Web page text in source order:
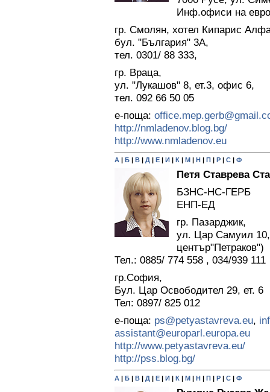
Инф.офиси на
гр. Смолян, хотел Кипарис
бул. "България" 3А,
тел. 0301/ 88 333,
гр. Враца,
ул. "Лукашов" 8, ет.3, офис 6,
тел. 092 66 50 05
е-поща:
http://nmladenov.blog.bg/
http://www.nmladenov.eu
А | Б | В | Д | Е | И | К | М | Н | П | Р | С | Ф
Петя Ставрева
БЗНС-НС-ГЕРБ
ЕНП-ЕД
гр. Пазарджик,
ул. Цар Самуил
център"Петраков")
Тел.: 0885/ 774 558 , 034/939 111
гр.София,
Бул. Цар Освободител 29, ет. 6
Тел: 0897/ 825 012
е-поща: ps@petyastavreva.eu,
assistant@europarl.europa.eu
http://www.petyastavreva.eu/
http://pss.blog.bg/
А | Б | В | Д | Е | И | К | М | Н | П | Р | С | Ф